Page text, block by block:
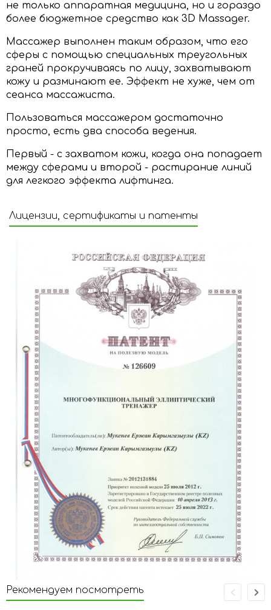
не только аппаратная медицина, но и гораздо
более бюджетное средство как 3D Massager.
Массажер выполнен таким образом, что его
сферы с помощью специальных треугольных
граней прокручиваясь по лицу, захватывают
кожу и разминают ее. Эффект не хуже, чем от
сеанса массажиста.
Пользоваться массажером достаточно
просто, есть два способа ведения.
Первый - с захватом кожи, когда она попадает
между сферами и второй - растирание линий
для легкого эффекта лифтинга.
Лицензии, сертификаты и патенты
Рекомендуем посмотреть